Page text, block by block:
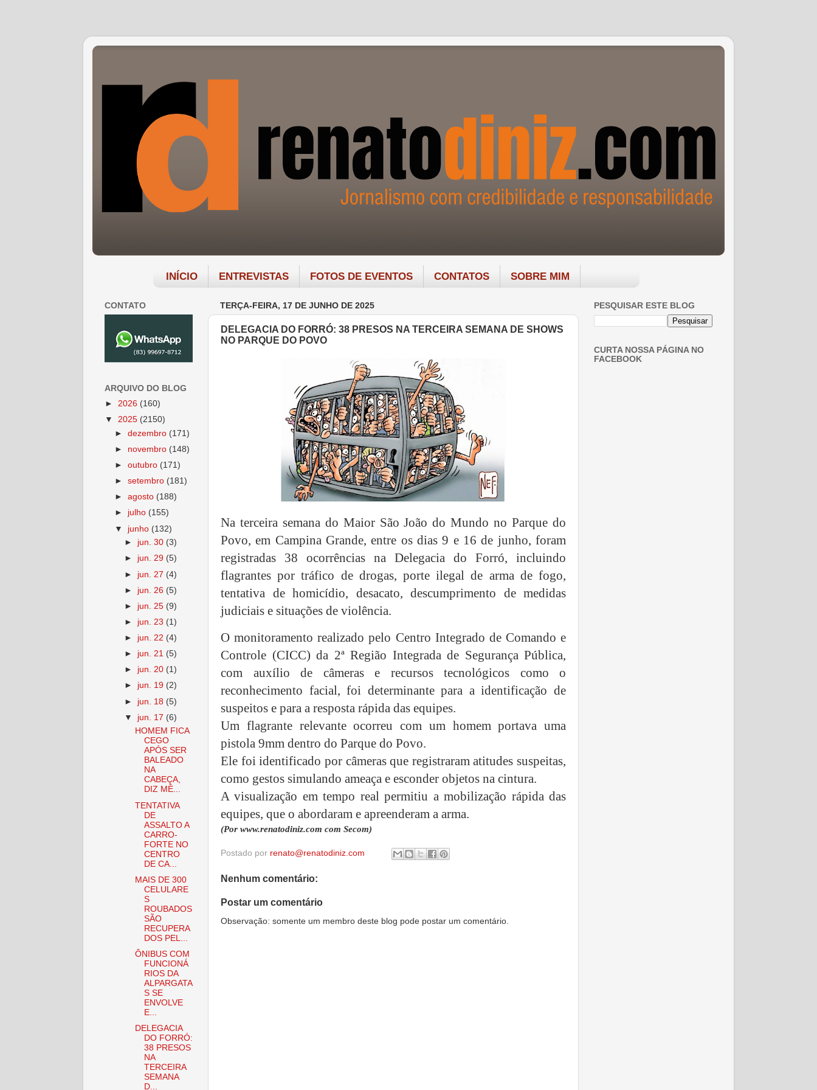
INÍCIO ENTREVISTAS FOTOS DE EVENTOS CONTATOS SOBRE MIM
TERÇA-FEIRA, 17 DE JUNHO DE 2025
DELEGACIA DO FORRÓ: 38 PRESOS NA TERCEIRA SEMANA DE SHOWS
NO PARQUE DO POVO
Na terceira semana do Maior São João do Mundo no Parque do
Povo, em Campina Grande, entre os dias 9 e 16 de junho, foram
registradas 38 ocorrências na Delegacia do Forró, incluindo
flagrantes por tráfico de drogas, porte ilegal de arma de fogo,
tentativa de homicídio, desacato, descumprimento de medidas
judiciais e situações de violência.
O monitoramento realizado pelo Centro Integrado de Comando e
Controle (CICC) da 2ª Região Integrada de Segurança Pública,
com auxílio de câmeras e recursos tecnológicos como o
reconhecimento facial, foi determinante para a identificação de
suspeitos e para a resposta rápida das equipes.
Um flagrante relevante ocorreu com um homem portava uma
pistola 9mm dentro do Parque do Povo.
Ele foi identificado por câmeras que registraram atitudes suspeitas,
como gestos simulando ameaça e esconder objetos na cintura.
A visualização em tempo real permitiu a mobilização rápida das
equipes, que o abordaram e apreenderam a arma.
(Por www.renatodiniz.com com Secom)
Postado por renato@renatodiniz.com
Nenhum comentário:
Postar um comentário
Observação: somente um membro deste blog pode postar um comentário.
CONTATO
ARQUIVO DO BLOG
► 2026 (160)
▼ 2025 (2150)
►dezembro (171)
► novembro (148)
►outubro (171)
►setembro (181)
►agosto (188)
► julho (155)
▼ junho (132)
► jun. 30 (3)
► jun. 29 (5)
► jun. 27 (4)
► jun. 26 (5)
► jun. 25 (9)
► jun. 23 (1)
► jun. 22 (4)
► jun. 21 (5)
► jun. 20 (1)
► jun. 19 (2)
► jun. 18 (5)
▼ jun. 17 (6)
HOMEM FICA
CEGO
APÓS SER
BALEADO
NA
CABEÇA,
DIZ MÉ...
TENTATIVA
DE
ASSALTO A
CARRO-
FORTE NO
CENTRO
DE CA...
MAIS DE 300
CELULARE
S
ROUBADOS
SÃO
RECUPERA
DOS PEL...
ÔNIBUS COM
FUNCIONÁ
RIOS DA
ALPARGATA
S SE
ENVOLVE
E...
DELEGACIA
DO FORRÓ:
38 PRESOS
NA
TERCEIRA
SEMANA
D...
PESQUISAR ESTE BLOG
CURTA NOSSA PÁGINA NO
FACEBOOK